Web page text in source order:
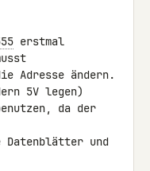
erstmal
Adresse ändern.
5V legen)
Datenblätter und